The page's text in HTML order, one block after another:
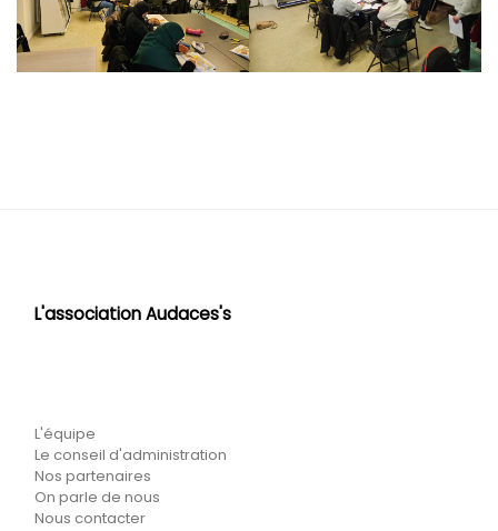
L'association Audaces's
L'équipe
Le conseil d'administration
Nos partenaires
On parle de nous
Nous contacter